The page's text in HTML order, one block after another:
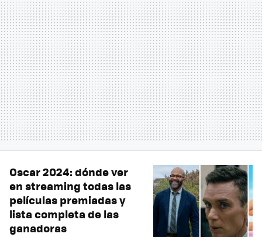
Oscar 2024: dónde ver
en streaming todas las
películas premiadas y
lista completa de las
ganadoras